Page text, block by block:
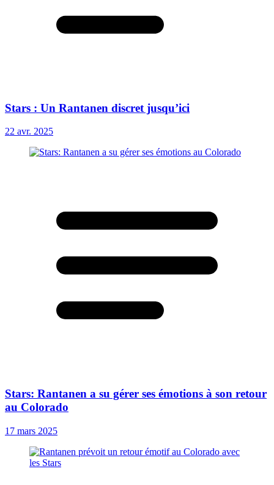
Stars : Un Rantanen discret jusqu’ici
22 avr. 2025
Stars: Rantanen a su gérer ses émotions à son retour
au Colorado
17 mars 2025